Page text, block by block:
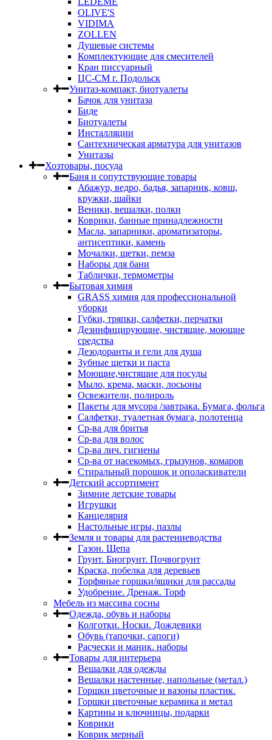
OLIVE'S
VIDIMA
ZOLLEN
Душевые системы
Комплектующие для смесителей
Кран писсуарный
ЦС-СМ г. Подольск
Унитаз-компакт, биотуалеты
Бачок для унитаза
Биде
Биотуалеты
Инсталляции
Сантехническая арматура для унитазов
Унитазы
Хозтовары, посуда
Баня и сопутствующие товары
Абажур, ведро, бадья, запарник, ковш,
кружки, шайки
Веники, вешалки, полки
Коврики, банные принадлежности
Масла, запарники, ароматизаторы,
антисептики, камень
Мочалки, щетки, пемза
Наборы для бани
Таблички, термометры
Бытовая химия
GRASS химия для профессиональной
уборки
Губки, тряпки, салфетки, перчатки
Дезинфицирующие, чистящие, моющие
средства
Дезодоранты и гели для душа
Зубные щетки и паста
Моющие,чистящие для посуды
Мыло, крема, маски, лосьоны
Освежители, полироль
Пакеты для мусора /завтрака. Бумага, фольга
Салфетки, туалетная бумага, полотенца
Ср-ва для бритья
Ср-ва для волос
Ср-ва лич. гигиены
Ср-ва от насекомых, грызунов, комаров
Стиральный порошок и ополаскиватели
Детский ассортимент
Зимние детские товары
Игрушки
Канцелярия
Настольные игры, пазлы
Земля и товары для растениеводства
Газон. Щепа
Грунт. Биогрунт. Почвогрунт
Краска, побелка для деревьев
Торфяные горшки/ящики для рассады
Удобрение. Дренаж. Торф
Мебель из массива сосны
Одежда, обувь и наборы
Колготки. Носки. Дождевики
Обувь (тапочки, сапоги)
Расчески и маник. наборы
Товары для интерьера
Вешалки для одежды
Вешалки настенные, напольные (метал.)
Горшки цветочные и вазоны пластик.
Горшки цветочные керамика и метал
Картины и ключницы, подарки
Коврики
Коврик мерный